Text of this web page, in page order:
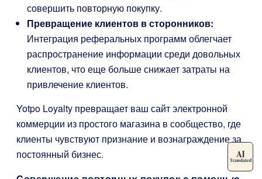
совершить повторную покупку.
Превращение клиентов в сторонников:
Интеграция реферальных программ облегчает
распространение информации среди довольных
клиентов, что еще больше снижает затраты на
привлечение клиентов.
Yotpo Loyalty превращает ваш сайт электронной
коммерции из простого магазина в сообщество, где
клиенты чувствуют признание и вознаграждение за
постоянный бизнес.